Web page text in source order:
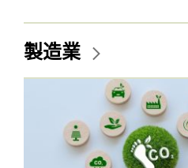
製造業